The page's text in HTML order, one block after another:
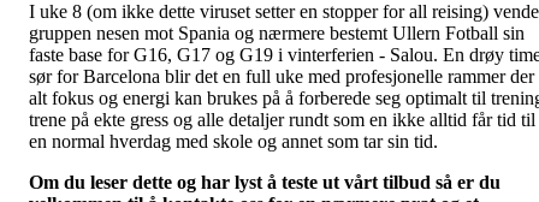
I uke 8 (om ikke dette viruset setter en stopper for all reising)
gruppen nesen mot Spania og nærmere bestemt Ullern Fotball sin
faste base for G16, G17 og G19 i vinterferien - Salou. En drøy
sør for Barcelona blir det en full uke med profesjonelle rammer der
alt fokus og energi kan brukes på å forberede seg optimalt til
trene på ekte gress og alle detaljer rundt som en ikke alltid får tid
en normal hverdag med skole og annet som tar sin tid.
Om du leser dette og har lyst å teste ut vårt tilbud så er du